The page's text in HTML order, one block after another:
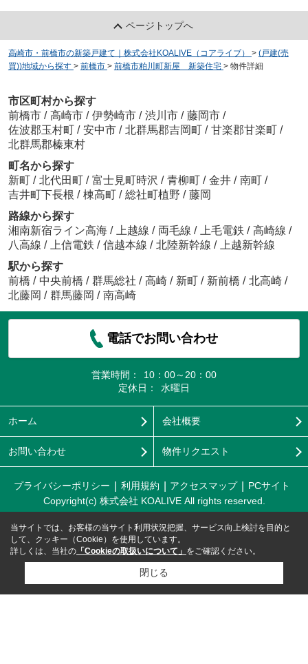
ページトップへ
高崎市・前橋市の新築戸建て｜株式会社KOALIVE（コアライブ） > (戸建(売
買))地域から探す > 前橋市 > 前橋市粕川町新屋 新築住宅 > 物件詳細
市区町村から探す
前橋市 / 高崎市 / 伊勢崎市 / 渋川市 / 藤岡市 /
佐波郡玉村町 / 安中市 / 北群馬郡吉岡町 / 甘楽郡甘楽町 /
北群馬郡榛東村
町名から探す
新町 / 北代田町 / 富士見町時沢 / 青柳町 / 金井 / 南町 /
吉井町下長根 / 棟高町 / 総社町植野 / 藤岡
路線から探す
湘南新宿ライン高海 / 上越線 / 両毛線 / 上毛電鉄 / 高崎線 /
八高線 / 上信電鉄 / 信越本線 / 北陸新幹線 /
上越新幹線
駅から探す
前橋 / 中央前橋 / 群馬総社 / 高崎 / 新町 / 新前橋 / 北高崎 /
北藤岡 / 群馬藤岡 / 南高崎
電話でお問い合わせ
営業時間：
10：00～20：00
定休日：
水曜日
ホーム 会社概要
お問い合わせ 物件リクエスト
プライバシーポリシー 利用規約 アクセスマップ
PCサイト
Copyright(c) 株式会社 KOALIVE All rights reserved.
当サイトでは、お客様の当サイト利用状況把握、サービス向上検討を目的と
して、クッキー（Cookie）を使用しています。
詳しくは、当社の 「Cookieの取扱いについて」 をご確認ください。
閉じる